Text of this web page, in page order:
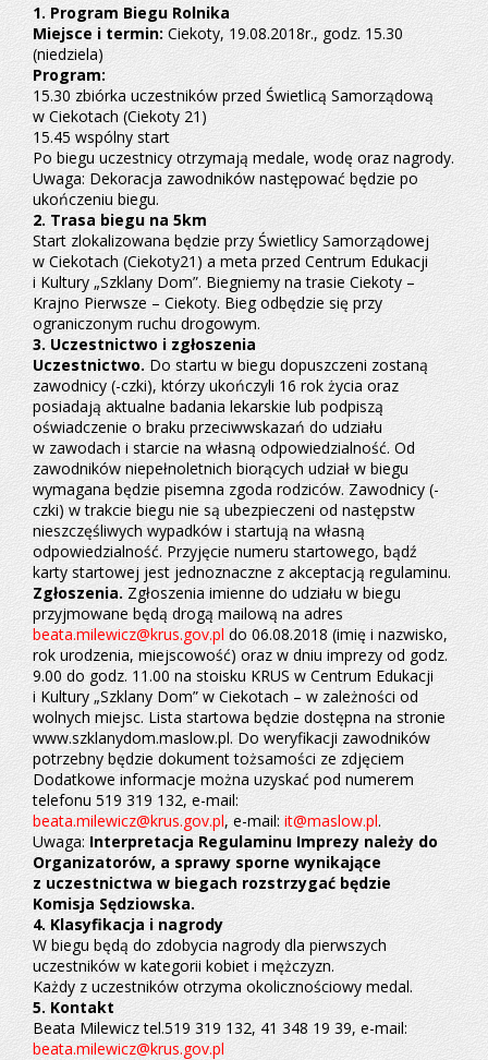
1. Program Biegu Rolnika
Miejsce i termin: Ciekoty, 19.08.2018r., godz. 15.30
(niedziela)
Program:
15.30 zbiórka uczestników przed Świetlicą Samorządową
w Ciekotach (Ciekoty 21)
15.45 wspólny start
Po biegu uczestnicy otrzymają medale, wodę oraz nagrody.
Uwaga: Dekoracja zawodników następować będzie po
ukończeniu biegu.
2. Trasa biegu na 5km
Start zlokalizowana będzie przy Świetlicy Samorządowej
w Ciekotach (Ciekoty21) a meta przed Centrum Edukacji
i Kultury „Szklany Dom”. Biegniemy na trasie Ciekoty –
Krajno Pierwsze – Ciekoty. Bieg odbędzie się przy
ograniczonym ruchu drogowym.
3. Uczestnictwo i zgłoszenia
Uczestnictwo. Do startu w biegu dopuszczeni zostaną
zawodnicy (-czki), którzy ukończyli 16 rok życia oraz
posiadają aktualne badania lekarskie lub podpiszą
oświadczenie o braku przeciwwskazań do udziału
w zawodach i starcie na własną odpowiedzialność. Od
zawodników niepełnoletnich biorących udział w biegu
wymagana będzie pisemna zgoda rodziców. Zawodnicy (-
czki) w trakcie biegu nie są ubezpieczeni od następstw
nieszczęśliwych wypadków i startują na własną
odpowiedzialność. Przyjęcie numeru startowego, bądź
karty startowej jest jednoznaczne z akceptacją regulaminu.
Zgłoszenia. Zgłoszenia imienne do udziału w biegu
przyjmowane będą drogą mailową na adres
beata.milewicz@krus.gov.pl do 06.08.2018 (imię i nazwisko,
rok urodzenia, miejscowość) oraz w dniu imprezy od godz.
9.00 do godz. 11.00 na stoisku KRUS w Centrum Edukacji
i Kultury „Szklany Dom” w Ciekotach – w zależności od
wolnych miejsc. Lista startowa będzie dostępna na stronie
www.szklanydom.maslow.pl. Do weryfikacji zawodników
potrzebny będzie dokument tożsamości ze zdjęciem
Dodatkowe informacje można uzyskać pod numerem
telefonu 519 319 132, e-mail:
beata.milewicz@krus.gov.pl, e-mail: it@maslow.pl.
Uwaga: Interpretacja Regulaminu Imprezy należy do
Organizatorów, a sprawy sporne wynikające
z uczestnictwa w biegach rozstrzygać będzie
Komisja Sędziowska.
4. Klasyfikacja i nagrody
W biegu będą do zdobycia nagrody dla pierwszych
uczestników w kategorii kobiet i mężczyzn.
Każdy z uczestników otrzyma okolicznościowy medal.
5. Kontakt
Beata Milewicz tel.519 319 132, 41 348 19 39, e-mail:
beata.milewicz@krus.gov.pl